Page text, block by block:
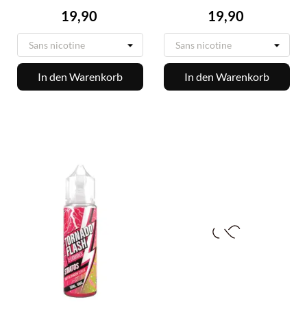
Preis
19,90
In den Warenkorb
Preis
19,90
In den Warenkorb